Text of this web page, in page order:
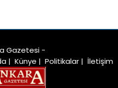
Gazetesi -
| Künye | Politikalar | İletişim